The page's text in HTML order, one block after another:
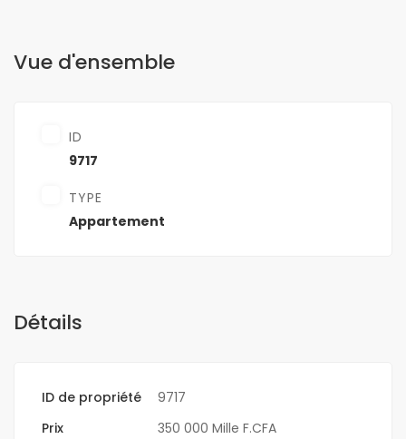
Vue d'ensemble
ID
9717
TYPE
Appartement
Détails
ID de propriété
9717
Prix
350 000 Mille F.CFA